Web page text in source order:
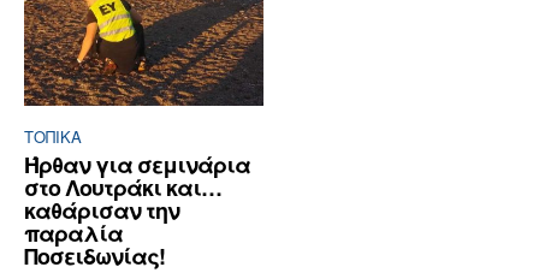
ΤΟΠΙΚΑ
Ήρθαν για σεμινάρια
στο Λουτράκι και…
καθάρισαν την
παραλία
Ποσειδωνίας!